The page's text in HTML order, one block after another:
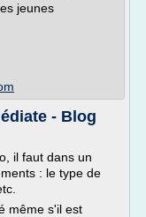
jeunes
- Blog
il faut dans un
: le type de
même s'il est